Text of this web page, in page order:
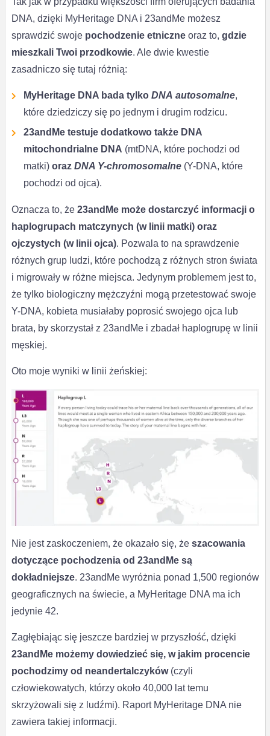
DNA, dzięki MyHeritage DNA i 23andMe możesz
sprawdzić swoje pochodzenie etniczneoraz to, gdzie
mieszkali Twoi przodkowie. Ale dwie kwestie
zasadniczo się tutaj różnią:
MyHeritage DNA bada tylko DNA autosomalne,
które dziedziczy się po jednym i drugim rodzicu.
23andMe testuje dodatkowo także DNA
mitochondrialne DNA (mtDNA, które pochodzi od
matki) oraz DNA Y-chromosomalne(Y-DNA, które
pochodzi od ojca).
Oznacza to, że 23andMe może dostarczyć informacji o
haplogrupach matczynych (w linii matki) oraz
ojczystych (w linii ojca). Pozwala to na sprawdzenie
różnych grup ludzi, które pochodzą z różnych stron świata
i migrowały w różne miejsca. Jedynym problemem jest to,
że tylko biologiczny mężczyźni mogą przetestować swoje
Y-DNA, kobieta musiałaby poprosić swojego ojca lub
brata, by skorzystał z 23andMe i zbadał haplogrupę w linii
męskiej.
Oto moje wyniki w linii żeńskiej:
Nie jest zaskoczeniem, że okazało się, że szacowania
dotyczące pochodzenia od 23andMe są
dokładniejsze. 23andMe wyróżnia ponad 1,500 regionów
geograficznych na świecie, a MyHeritage DNA ma ich
jedynie 42.
Zagłębiając się jeszcze bardziej w przyszłość, dzięki
23andMe możemy dowiedzieć się, w jakim procencie
pochodzimy od neandertalczyków(czyli
człowiekowatych, którzy około 40,000 lat temu
skrzyżowali się z ludźmi). Raport MyHeritage DNA nie
zawiera takiej informacji.